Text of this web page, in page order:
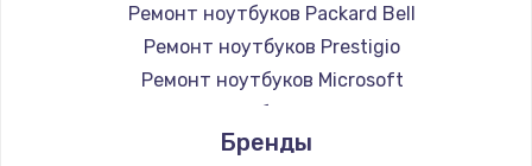
Ремонт ноутбуков Packard Bell
Ремонт ноутбуков Prestigio
Ремонт ноутбуков Microsoft
Ремонт ноутбуков Alienware
Ремонт ноутбуков Aquarius
Бренды